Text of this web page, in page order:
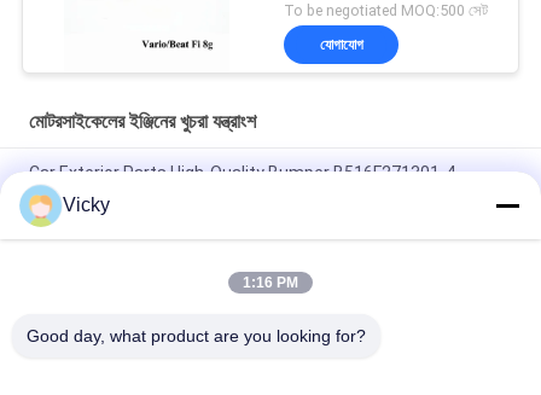
To be negotiated MOQ:500 সেট
যোগাযোগ
মোটরসাইকেলের ইঞ্জিনের খুচরা যন্ত্রাংশ
Car Exterior Parts High-Quality Bumper B516F271301-4
CHANAN OSHAN​ Z6 Starry White
স্টার্টার মোটর হন্ডা EX5 মোটরসাইকেল ইঞ্জিন খুচরা যন্ত্রাংশ সস্তা পাইকারি উচ্চ পারফরম্যান্স
Vicky
1:16 PM
Good day, what product are you looking for?